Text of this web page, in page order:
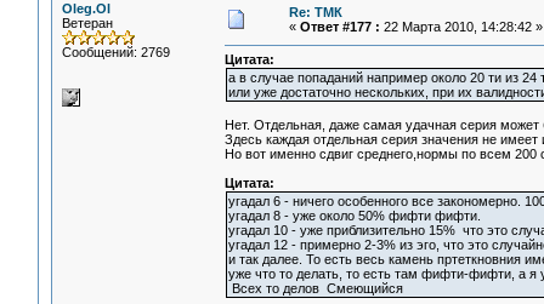
Oleg.Ol
Ветеран
Сообщений: 2769
Re: ТМК
« Ответ #177 : 22 Марта 2010, 14:28:42 »
Цитата:
а в случае попаданий например около 20 ти из 24
или уже достаточно нескольких, при их
Нет. Отдельная, даже самая удачная серия
Здесь каждая отдельная серия значения не
Но вот именно сдвиг среднего,нормы по всем 200
Цитата:
угадал 6 - ничего особенного все закономерно.
угадал 8 - уже около 50% фифти фифти.
угадал 10 - уже приблизительно 15% что это
угадал 12 - примерно 2-3% из эго, что это
и так далее. То есть весь камень пртеткновния
уже что то делать, то есть там фифти-фифти, а я
Всех то делов Смеющийся